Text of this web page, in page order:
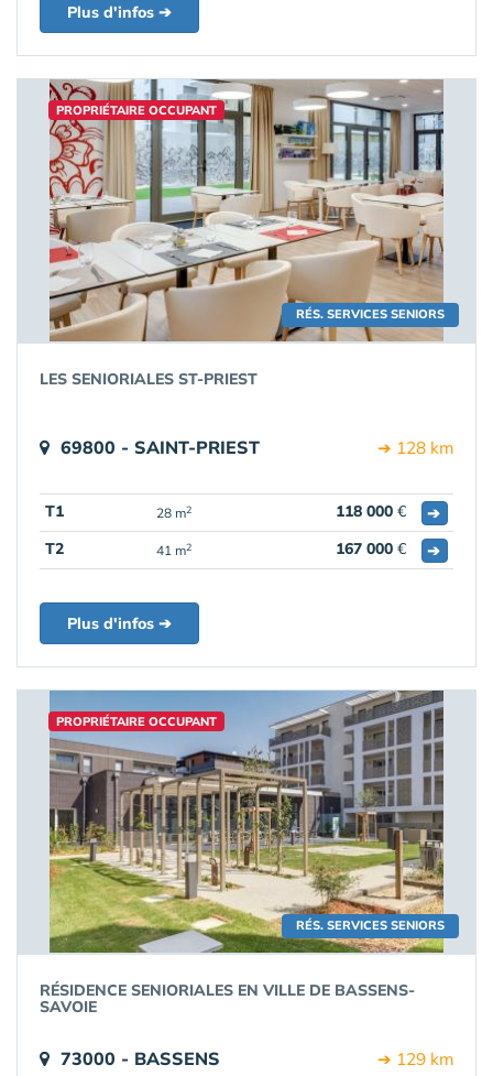
Plus d'infos ➔
RÉS. SERVICES SENIORS
PROPRIÉTAIRE OCCUPANT
LES SENIORIALES ST-PRIEST
69800 - SAINT-PRIEST ➔ 128 km
T1 28 m2 118 000 €
➔
T2
41 m2 167 000 € ➔
Plus d'infos ➔
RÉS. SERVICES SENIORS
PROPRIÉTAIRE OCCUPANT
RÉSIDENCE SENIORIALES EN VILLE DE BASSENS-
SAVOIE
73000 - BASSENS ➔ 129 km